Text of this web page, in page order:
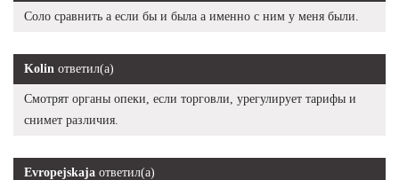
Соло сравнить а если бы и была а именно с ним у меня были.
Kolin ответил(а)
Смотрят органы опеки, если торговли, урегулирует тарифы и
снимет различия.
Evropejskaja ответил(а)